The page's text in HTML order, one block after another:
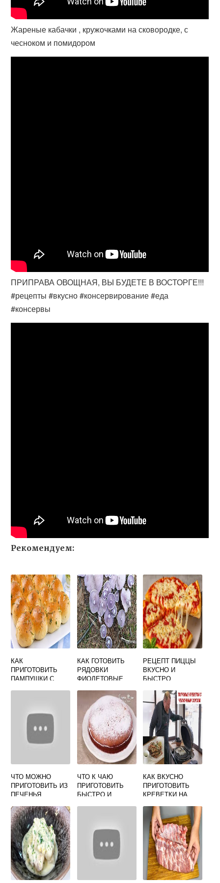
Жареные кабачки , кружочками на сковородке, с
чесноком и помидором
ПРИПРАВА ОВОЩНАЯ, ВЫ БУДЕТЕ В ВОСТОРГЕ!!!
#рецепты #вкусно #консервирование #еда
#консервы
Рекомендуем:
КАК
ПРИГОТОВИТЬ
ПАМПУШКИ С
ВКУСНО И
БЫСТРО
КАК ГОТОВИТЬ
РЯДОВКИ
ФИОЛЕТОВЫЕ
ПРОСТЫЕ И
ВКУСНЫЕ
РЕЦЕПТ ПИЦЦЫ
ВКУСНО И
БЫСТРО
ЧТО МОЖНО
ПРИГОТОВИТЬ ИЗ
ПЕЧЕНЬЯ
БЫСТРО И
ВКУСНО
ЧТО К ЧАЮ
ПРИГОТОВИТЬ
БЫСТРО И
КАК ВКУСНО
ПРИГОТОВИТЬ
КРЕВЕТКИ НА